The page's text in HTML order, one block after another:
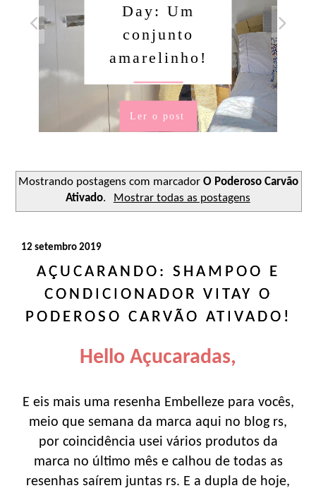
Day: Um
conjunto
amarelinho!
Ler o post
Mostrando postagens com marcador O Poderoso Carvão
Ativado. Mostrar todas as postagens
12 setembro 2019
AÇUCARANDO: SHAMPOO E
CONDICIONADOR VITAY O
PODEROSO CARVÃO ATIVADO!
Hello Açucaradas,
E eis mais uma resenha Embelleze para vocês,
meio que semana da marca aqui no blog rs,
por coincidência usei vários produtos da
marca no último mês e calhou de todas as
resenhas saírem juntas rs. E a dupla de hoje,